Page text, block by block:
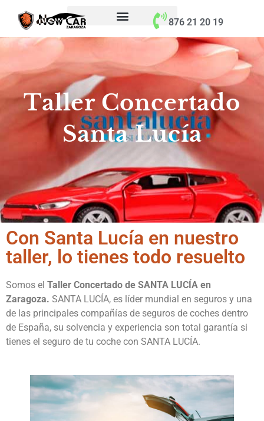
876 21 20 19
Taller Concertado
Santa Lucía
Con Santa Lucía en nuestro
taller, lo tienes todo resuelto
Somos el Taller Concertado de SANTA LUCÍA en
Zaragoza. SANTA LUCÍA, es líder mundial en seguros y una
de las principales compañías de seguros de coches dentro
de España, su solvencia y experiencia son total garantía si
tienes el seguro de tu coche con SANTA LUCÍA.